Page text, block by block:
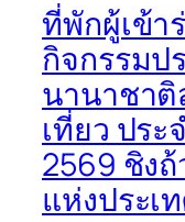
ที่พักผู้เข้า
กิจกรรมป
นานาชาติ
เที่ยว ปร
2569 ชิง
แห่งประเ